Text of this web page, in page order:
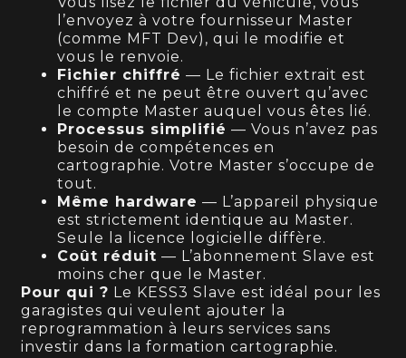
l’envoyez à votre fournisseur Master
(comme MFT Dev), qui le modifie et
vous le renvoie.
Fichier chiffré — Le fichier extrait est
chiffré et ne peut être ouvert qu’avec
le compte Master auquel vous êtes lié.
Processus simplifié — Vous n’avez pas
besoin de compétences en
cartographie. Votre Master s’occupe de
tout.
Même hardware — L’appareil physique
est strictement identique au Master.
Seule la licence logicielle diffère.
Coût réduit — L’abonnement Slave est
moins cher que le Master.
Pour qui ? Le KESS3 Slave est idéal pour les
garagistes qui veulent ajouter la
reprogrammation à leurs services sans
investir dans la formation cartographie.